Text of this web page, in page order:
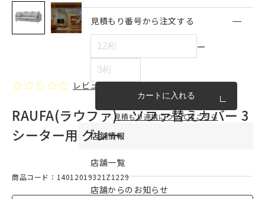
見積もり番号から注文する
ー
カートに入れる
見積もり連携についてはこちら
店舗情報
店舗一覧
店舗からのお知らせ
レビューを書く
RAUFA(ラウファ) ソファ替えカバー 3
シーター用 グレー
商品コード：14012019321Z1229